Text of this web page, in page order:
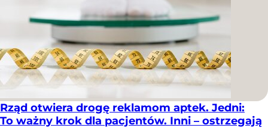
Rząd otwiera drogę reklamom aptek. Jedni:
To ważny krok dla pacjentów. Inni – ostrzegają